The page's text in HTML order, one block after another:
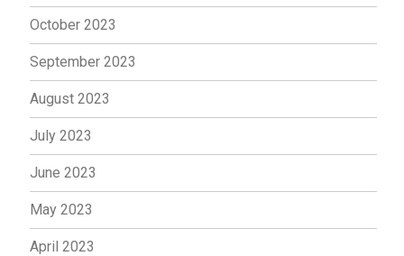
October 2023
September 2023
August 2023
July 2023
June 2023
May 2023
April 2023